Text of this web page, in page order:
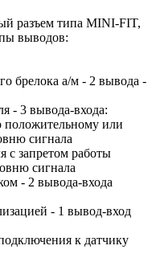
разъем типа MINI-FIT,
выводов:
брелока а/м - 2 вывода -
- 3 вывода-входа:
положительному или
сигнала
с запретом работы
сигнала
- 2 вывода-входа
- 1 вывод-вход
к датчику